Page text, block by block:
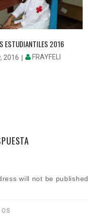
ESTUDIANTILES 2016
2016 FRAYFELI
will not be published.